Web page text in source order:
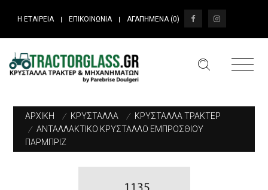
Η ΕΤΑΙΡΕΙΑ ΕΠΙΚΟΙΝΩΝΙΑ ΑΓΑΠΗΜΕΝΑ (0)
ΑΡΧΙΚΗ / ΚΡΥΣΤΑΛΛΑ / ΚΡΥΣΤΑΛΛΑ ΤΡΑΚΤΕΡ
/ ΑΝΤΑΛΛΑΚΤΙΚΟ ΚΡΥΣΤΑΛΛΟ ΕΜΠΡΟΣΘΙΟΥ
ΠΑΡΜΠΡΙΖ